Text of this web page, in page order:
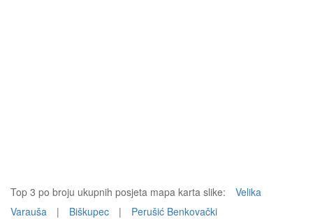
Top 3 po broju ukupnih posjeta mapa karta slike:
Velika
Varauša
| Biškupec | Perušić Benkovački